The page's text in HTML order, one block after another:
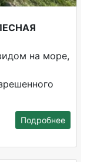
на море,
Подробнее